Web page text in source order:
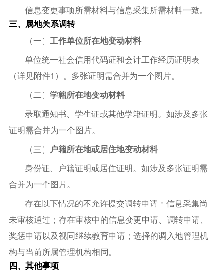
信息变更事项所需材料与信息采集所需材料一致。
三、属地关系调转
（一）工作单位所在地变动材料
单位统一社会信用代码证和会计工作经历证明表
（详见附件1）。多张证明需合并为一个图片。
（二）学籍所在地变动材料
录取通知书、学生证或其他学籍证明。如涉及多张
证明需合并为一个图片。
（三） 户籍所在地或居住地变动材料
身份证、户籍证明或居住证明。如涉及多张证明需
合并为一个图片。
存在以下情况的不允许提交调转申请：信息采集尚
未审核通过；存在审核中的信息变更申请、调转申请、
奖惩申请以及视同继续教育申请；选择的调入地管理机
构与当前所属管理机构相同。
四、其他事项